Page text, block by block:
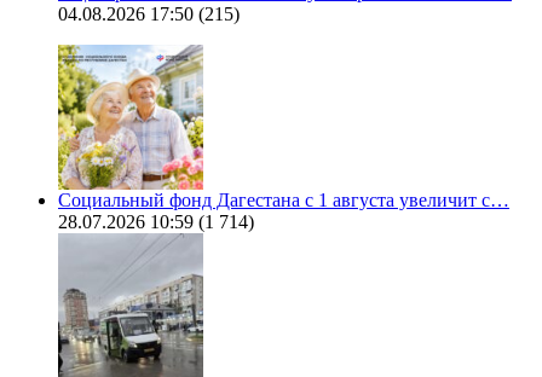
04.08.2026 17:50 (215)
Социальный фонд Дагестана с 1 августа увеличит с…
28.07.2026 10:59 (1 714)